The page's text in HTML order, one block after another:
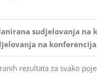
sudjelovanja na
na
rezultata za svako